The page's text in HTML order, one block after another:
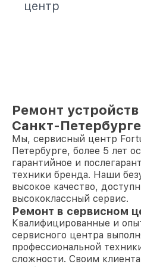
центр
Ремонт
Санкт-Петербурге
Мы, сервисный центр
Петербурге, более 5 лет
гарантийное и
техники бренда. Наши
высокое качество,
высококлассный сервис.
Ремонт в сервисном
Квалифицированные и
сервисного центра
профессиональной
сложности. Своим